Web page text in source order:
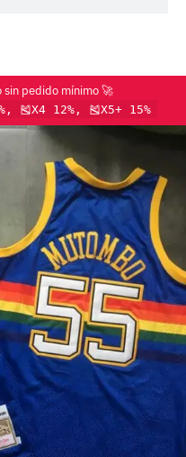
sin pedido mínimo 🚀
🎽X4 12%, 🎽X5+ 15%